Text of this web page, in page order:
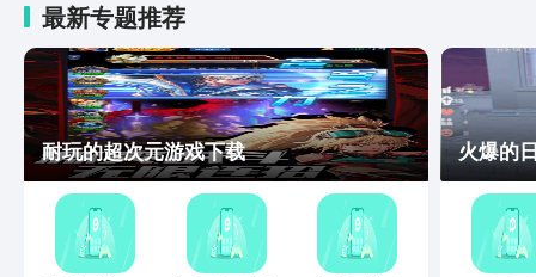
最新专题推荐
耐玩的超次元游戏下载 火爆的